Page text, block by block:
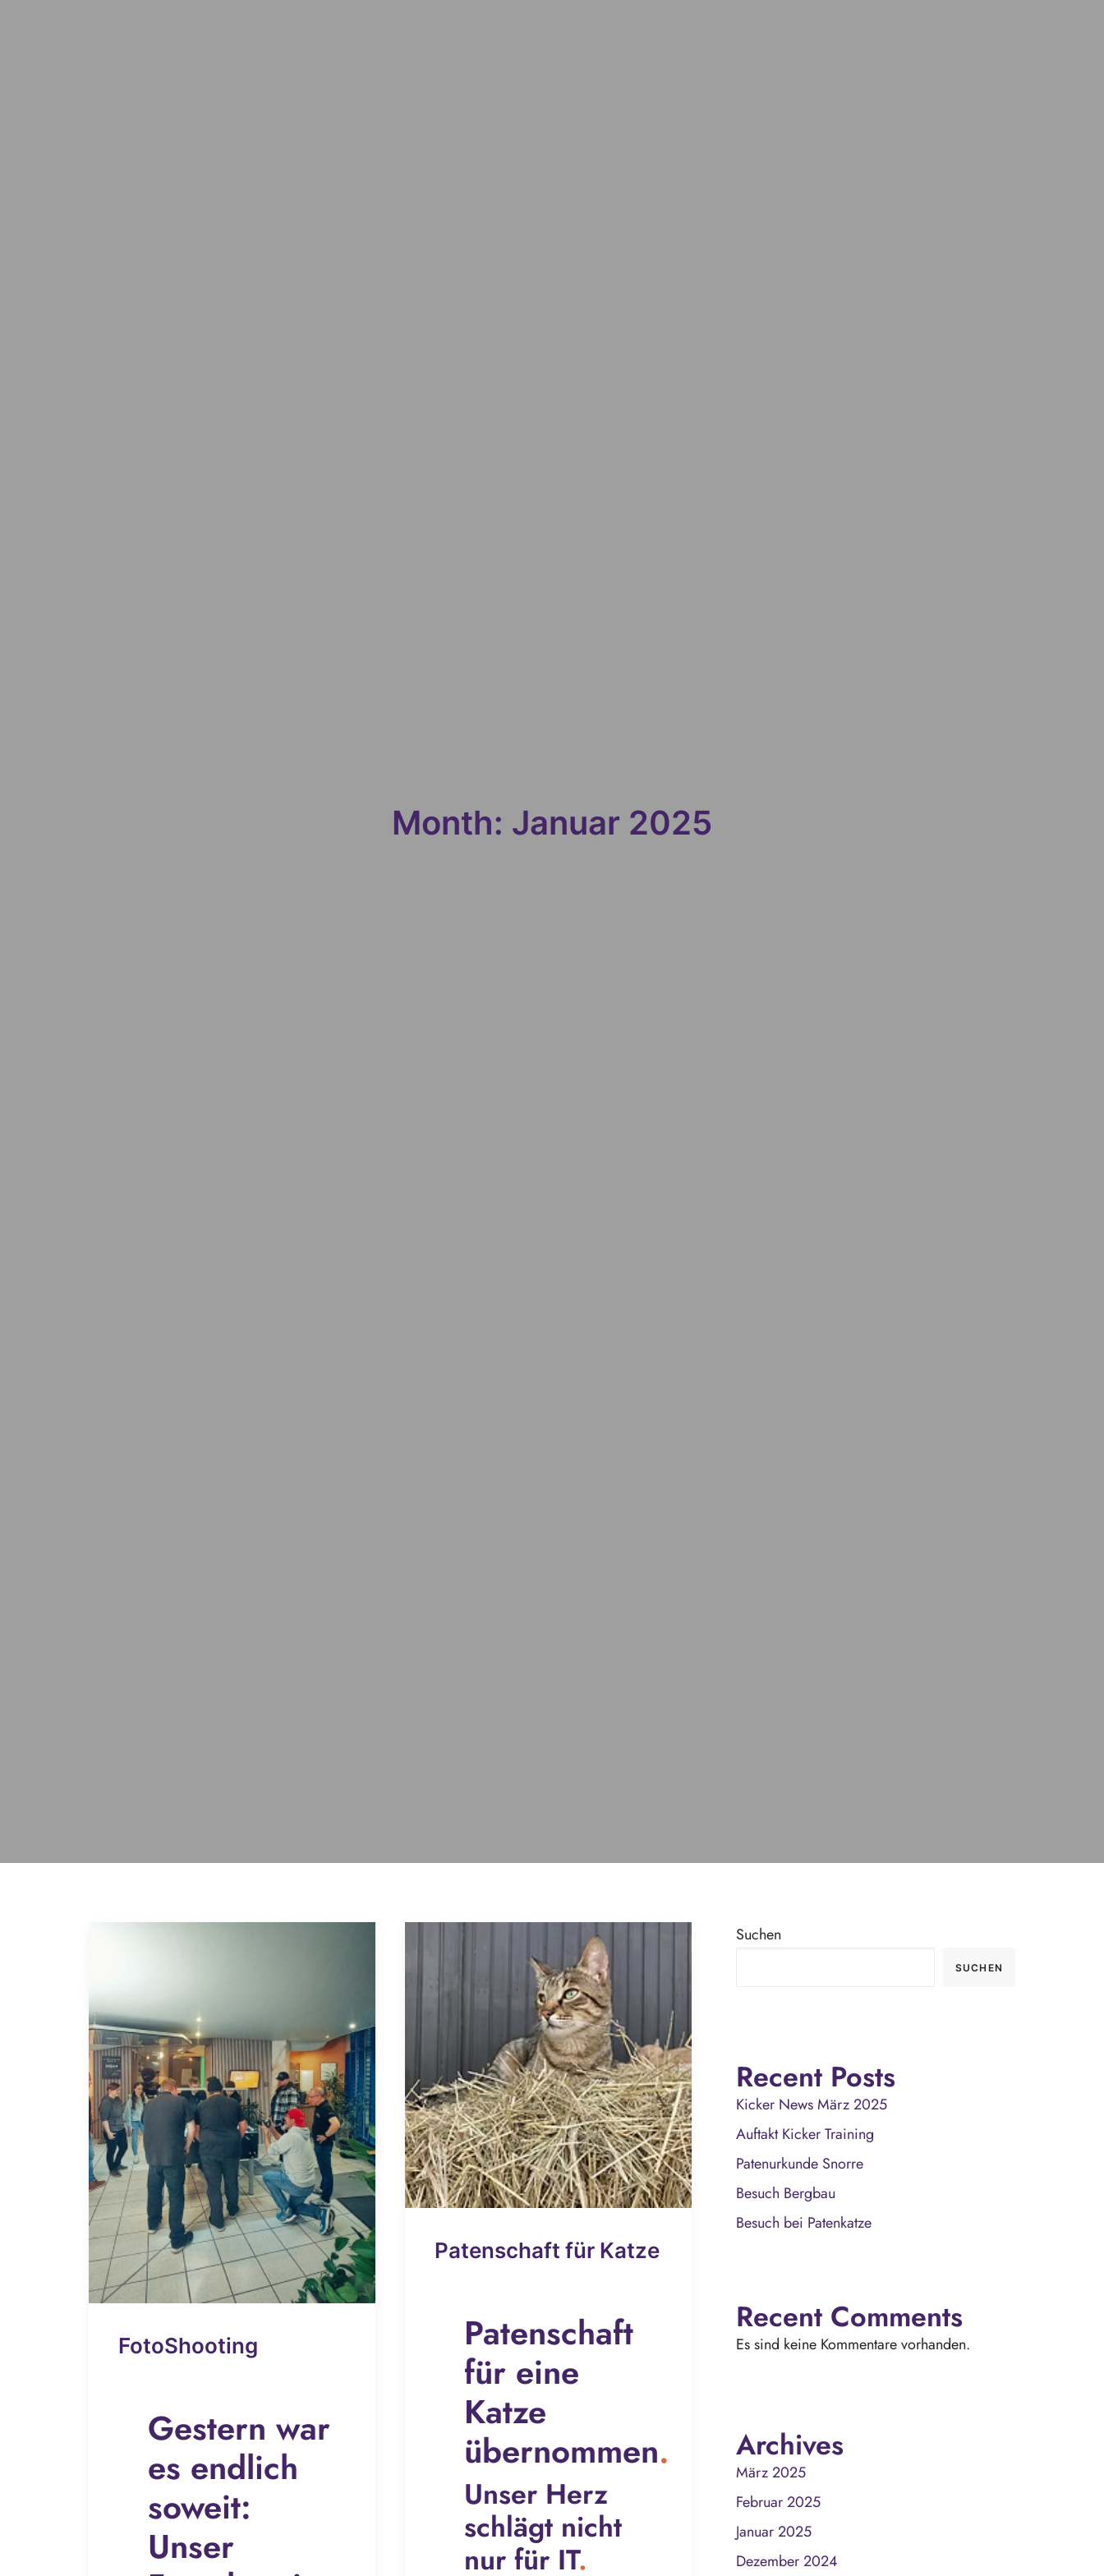
Month: Januar 2025
FotoShooting
Gestern war
es endlich
soweit:
Unser
Patenschaft für Katze
Patenschaft
für eine
Katze
übernommen.
Unser Herz
schlägt nicht
nur für IT.
Suchen
SUCHEN
Recent Posts
Kicker News März 2025
Auftakt Kicker Training
Patenurkunde Snorre
Besuch Bergbau
Besuch bei Patenkatze
Recent Comments
Es sind keine Kommentare vorhanden.
Archives
März 2025
Februar 2025
Januar 2025
Dezember 2024